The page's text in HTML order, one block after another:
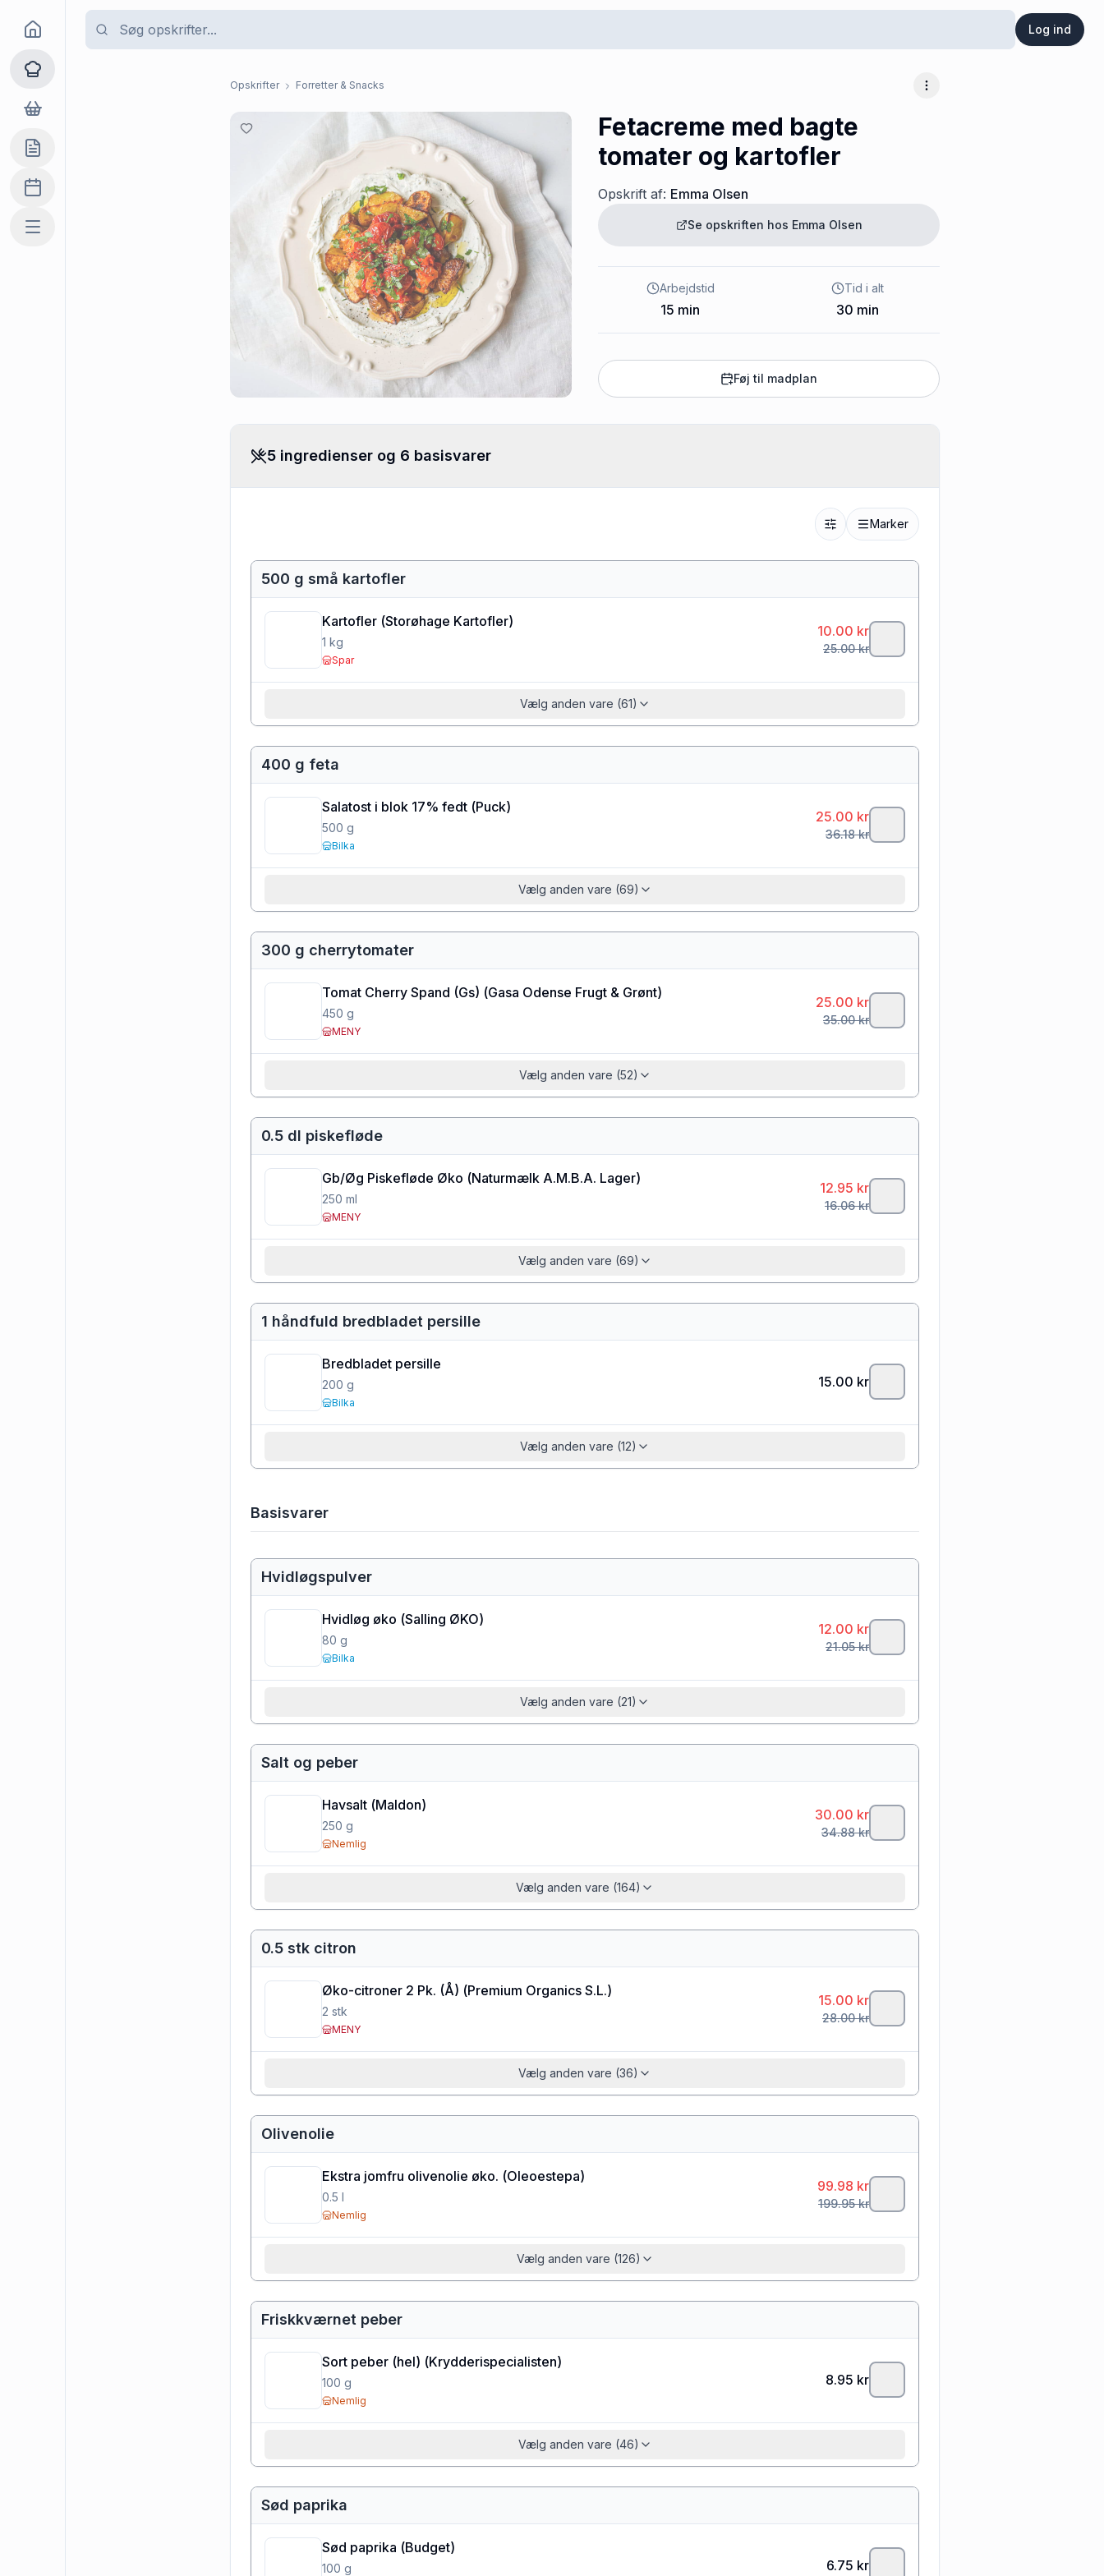
Log ind
Goma
Opskrifter
Dagligvarer
Indkøbslisten
Madplan
Mere
Opskrifter Forretter & Snacks Flere muligheder
Fetacreme med bagte
tomater og kartofler
Opskrift af: Emma Olsen
Se opskriften hos Emma Olsen
Arbejdstid
15 min
Tid i alt
30 min
Føj til madplan
5 ingredienser og 6 basisvarer
Marker
500 g små kartofler
Kartofler (Storøhage Kartofler)
1 kg
Spar
10.00 kr
25.00kr
Vælg anden vare (61)
400 g feta
Salatost i blok 17% fedt (Puck)
500 g
Bilka
25.00 kr
36.18kr
Vælg anden vare (69)
300 g cherrytomater
Tomat Cherry Spand (Gs) (Gasa Odense Frugt & Grønt)
450 g
MENY
25.00 kr
35.00kr
Vælg anden vare (52)
0.5 dl piskefløde
Gb/Øg Piskefløde Øko ( Naturmælk A.M.B.A. Lager)
250 ml
MENY
12.95 kr
16.06kr
Vælg anden vare (69)
1 håndfuld bredbladet persille
Bredbladet persille
200 g
Bilka
15.00 kr
Vælg anden vare (12)
Basisvarer
Hvidløgspulver
Hvidløg øko (Salling ØKO)
80 g
Bilka
12.00 kr
21.05kr
Vælg anden vare (21)
Salt og peber
Havsalt (Maldon)
250 g
Nemlig
30.00 kr
34.88kr
Vælg anden vare (164)
0.5 stk citron
Øko-citroner 2 Pk. (Å) (Premium Organics S.L.)
2 stk
MENY
15.00 kr
28.00kr
Vælg anden vare (36)
Olivenolie
Ekstra jomfru olivenolie øko. (Oleoestepa)
0.5 l
Nemlig
99.98 kr
199.95kr
Vælg anden vare (126)
Friskkværnet peber
Sort peber (hel) (Krydderispecialisten)
100 g
Nemlig
8.95 kr
Vælg anden vare (46)
Sød paprika
Sød paprika (Budget)
100 g 6.75 kr